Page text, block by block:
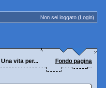
Non sei loggato (Login)
Una vita per... Fondo pagina